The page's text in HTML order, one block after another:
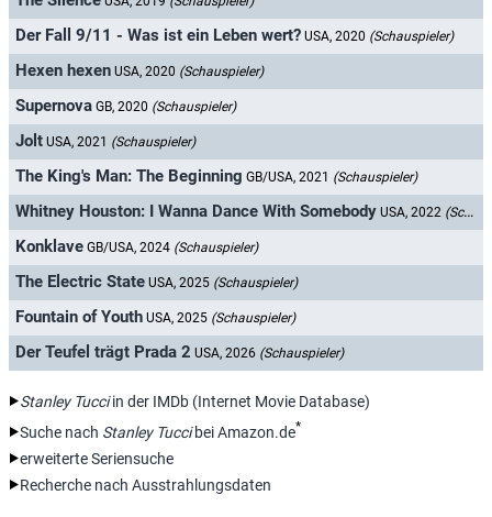
Der Fall 9/11 - Was ist ein Leben wert? USA, 2020 (Schauspieler)
Hexen hexen USA, 2020 (Schauspieler)
Supernova GB, 2020 (Schauspieler)
Jolt USA, 2021 (Schauspieler)
The King's Man: The Beginning GB/USA, 2021 (Schauspieler)
Whitney Houston: I Wanna Dance With Somebody USA, 2022 (Schauspieler)
Konklave GB/USA, 2024 (Schauspieler)
The Electric State USA, 2025 (Schauspieler)
Fountain of Youth USA, 2025 (Schauspieler)
Der Teufel trägt Prada 2 USA, 2026 (Schauspieler)
Stanley Tucciin der IMDb (Internet Movie Database)
Suche nach Stanley Tuccibei Amazon.de*
erweiterte Seriensuche
Recherche nach Ausstrahlungsdaten